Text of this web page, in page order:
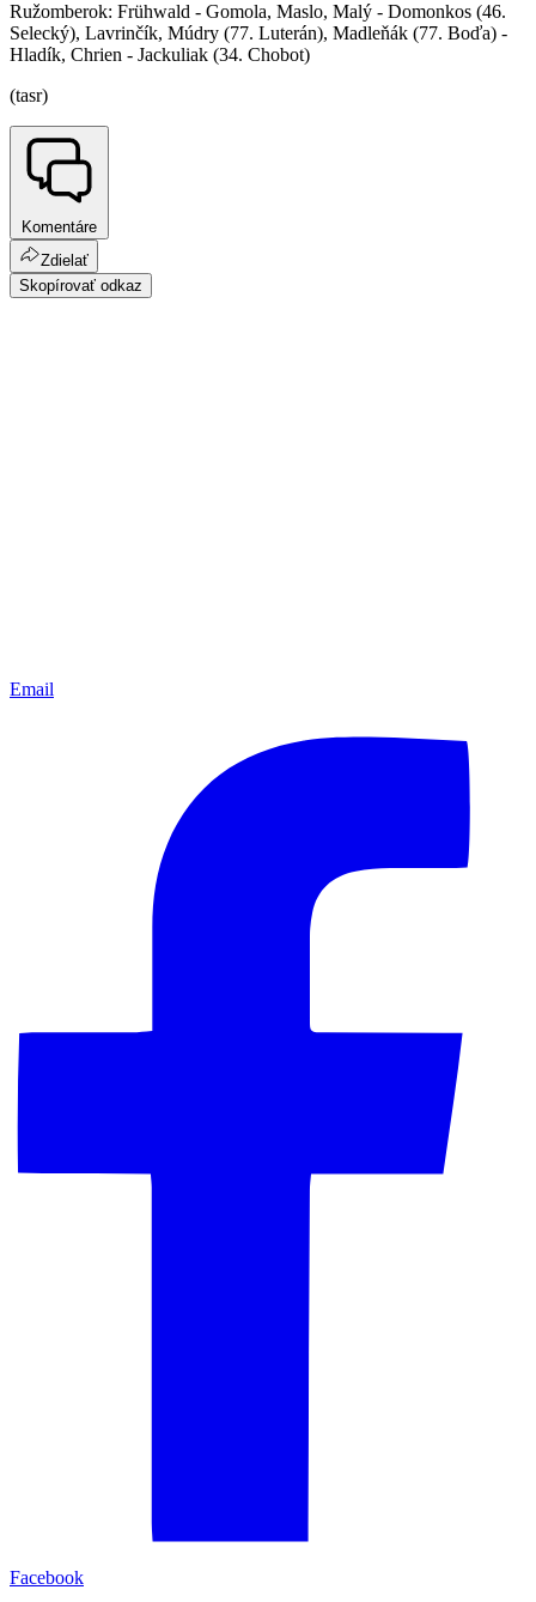
Ružomberok: Frühwald - Gomola, Maslo, Malý - Domonkos (46.
Selecký), Lavrinčík, Múdry (77. Luterán), Madleňák (77. Boďa) -
Hladík, Chrien - Jackuliak (34. Chobot)
(tasr)
Komentáre
Zdielať
Skopírovať odkaz
Email
Facebook